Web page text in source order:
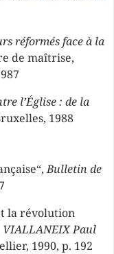
réformés face à la
de maîtrise,
l’Église : de la
1988
Bulletin de
la révolution
VIALLANEIX Paul
1990, p. 192